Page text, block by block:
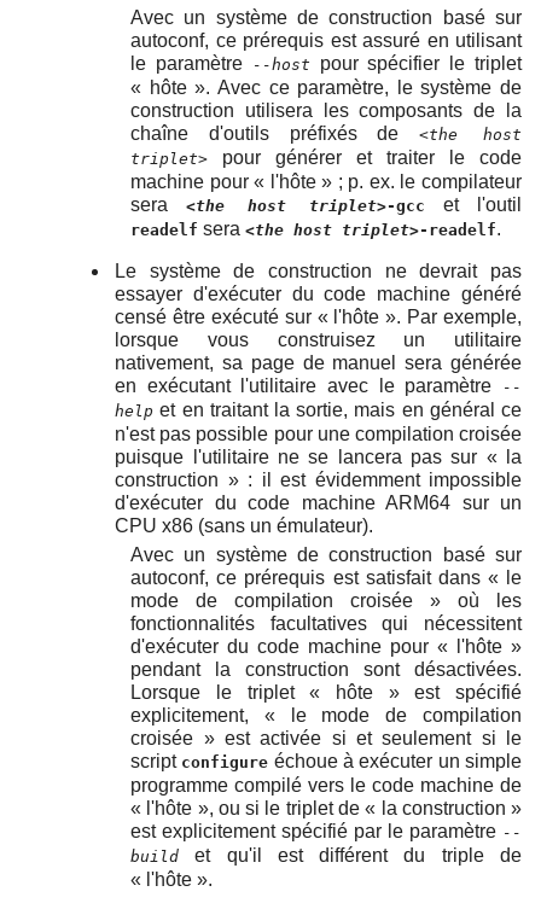
Avec un système de construction basé sur
autoconf, ce prérequis est assuré en utilisant
le paramètre
--host
pour spécifier le triplet
« hôte». Avec ce paramètre, le système de
construction utilisera les composants de la
chaîne d'outils préfixés de<the host
triplet> pour générer et traiter le code
machine pour« l'hôte» ; p. ex. le compilateur
sera<the host triplet>-gcc et l'outil
readelf sera<the host triplet>-readelf.
Le système de construction ne devrait pas
essayer d'exécuter du code machine généré
censé être exécuté sur « l'hôte ». Par exemple,
lorsque vous construisez un utilitaire
nativement, sa page de manuel sera générée
en exécutant l'utilitaire avec le paramètre
--
help et en traitant la sortie, mais en général ce
n'est pas possible pour une compilation croisée
puisque l'utilitaire ne se lancera pas sur «
la
construction »: il est évidemment impossible
d'exécuter du code machine ARM64 sur un
CPU x86 (sans un émulateur).
Avec un système de construction basé sur
autoconf, ce prérequis est satisfait dans «
le
mode de compilation croisée » où les
fonctionnalités facultatives qui nécessitent
d'exécuter du code machine pour« l'hôte »
pendant la construction sont désactivées.
Lorsque le triplet« hôte»est spécifié
explicitement, «
le mode de compilation
croisée »est activée si et seulement si le
script configure échoue à exécuter un simple
programme compilé vers le code machine de
« l'hôte », ou si le triplet de« la construction »
est explicitement spécifié par le paramètre --
build et qu'il est différent du triple de
« l'hôte ».